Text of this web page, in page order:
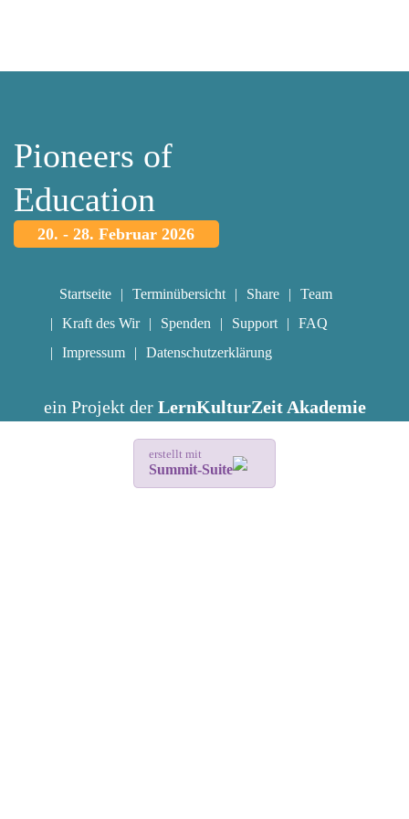
Pioneers of
Education
20. - 28. Februar 2026
Startseite Terminübersicht Share
Team
Kraft des Wir
Spenden Support
FAQ
Impressum
Datenschutzerklärung
ein Projekt der LernKulturZeit Akademie
erstellt mit
Summit-Suite